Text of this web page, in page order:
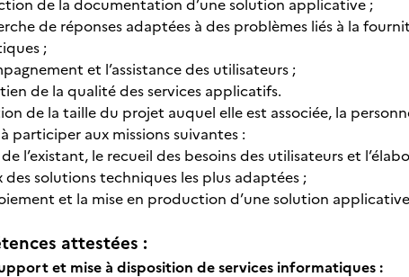
de la documentation d’une solution applicative ;
de réponses adaptées à des problèmes liés à la
;
et l’assistance des utilisateurs ;
de la qualité des services applicatifs.
de la taille du projet auquel elle est associée, la
participer aux missions suivantes :
l’existant, le recueil des besoins des utilisateurs et
des solutions techniques les plus adaptées ;
et la mise en production d’une solution
attestées :
et mise à disposition de services informatiques :